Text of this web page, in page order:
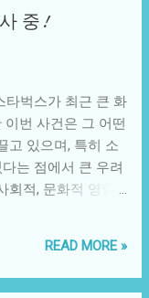
수 있다. 다양한 환
만의 독창적인 기
발달한 지역에서
지역적 특색을 반
러한 다양한 기술
미치며, ...
년 불사조를 찾는
마을 사람들에게
었다. 마을의 젊은
하기로 결심했다.
해 꿈을 이루기 위
회에서 승리하는 친
며 자신의 정체성
는 반드시 불사조
중!
타벅스가 최근 큰 화
번 사건은 그 어떤
고 있으며, 특히 소
는 점에서 큰 우려
적, 문화적 영향
받았다. ‘큰거 떴
발표되었고, 브랜드
내부 조사를 시작
READ MORE »